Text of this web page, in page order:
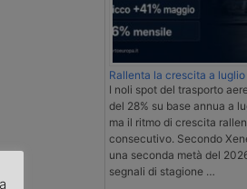
Rallenta la crescita a
I noli spot del trasporto
del 28% su base annua a
ma il ritmo di crescita
consecutivo. Secondo
una seconda metà del
segnali di stagione …